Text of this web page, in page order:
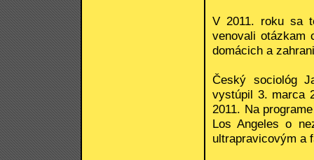
V 2011. roku sa
venovali otázkam
domácich a
Český sociológ
vystúpil 3. marca
2011. Na
Los Angeles o
ultrapravicovým a